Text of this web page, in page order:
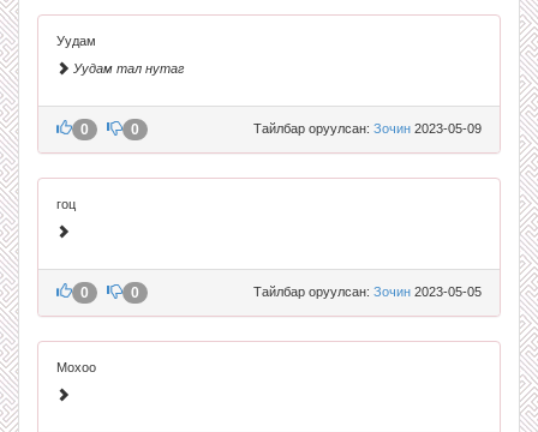
Уудам
Уудам тал нутаг
Тайлбар оруулсан: Зочин 2023-05-09
0 0
гоц
Тайлбар оруулсан: Зочин 2023-05-05
0 0
Мохоо